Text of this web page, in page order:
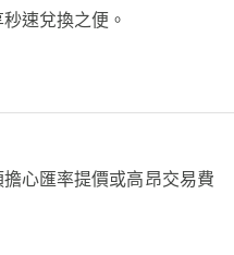
速兌換之便。
心匯率提價或高昂交易費